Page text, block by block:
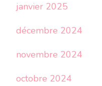
janvier 2025
décembre 2024
novembre 2024
octobre 2024